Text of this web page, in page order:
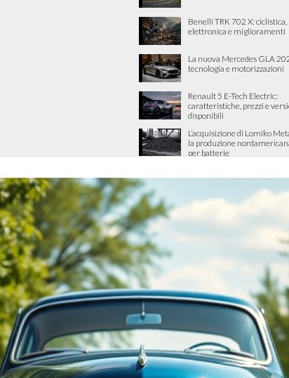
Benelli TRK 702 X:
elettronica e miglioramenti
La nuova Mercedes GLA
tecnologia e motorizzazioni
Renault 5 E-Tech Electric:
caratteristiche, prezzi e
disponibili
L’acquisizione di Lomiko
la produzione
per batterie